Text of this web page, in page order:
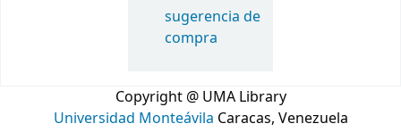
sugerencia de
compra
Copyright @ UMA Library
Universidad Monteávila Caracas, Venezuela